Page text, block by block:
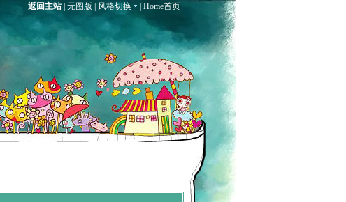
返回主站| 无图版 风格切换 Home首页